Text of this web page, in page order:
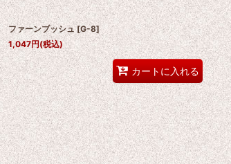
ファーンブッシュ [G-8]
1,047円(税込)
カートに入れる